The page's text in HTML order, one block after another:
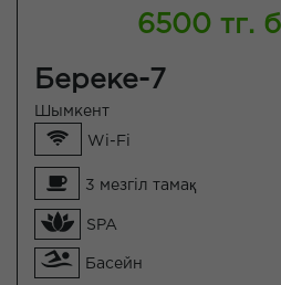
6500 тг.
Береке-7
Шымкент
Wi-Fi
3 мезгіл тамақ
SPA
Басейн